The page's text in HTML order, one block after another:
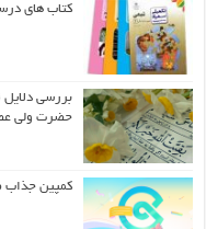
کتاب های
بررسی دلایل
حضرت ولی
کمپین جذاب